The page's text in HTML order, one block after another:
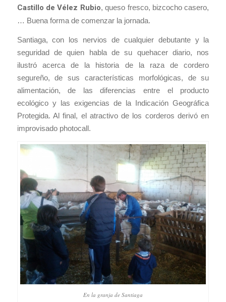
Castillo de Vélez Rubio, queso fresco, bizcocho casero,
… Buena forma de comenzar la jornada.
Santiaga, con los nervios de cualquier debutante y la
seguridad de quien habla de su quehacer diario, nos
ilustró acerca de la historia de la raza de cordero
segureño, de sus características morfológicas, de su
alimentación, de las diferencias entre el producto
ecológico y las exigencias de la Indicación Geográfica
Protegida. Al final, el atractivo de los corderos derivó en
improvisado photocall.
En la granja de Santiaga